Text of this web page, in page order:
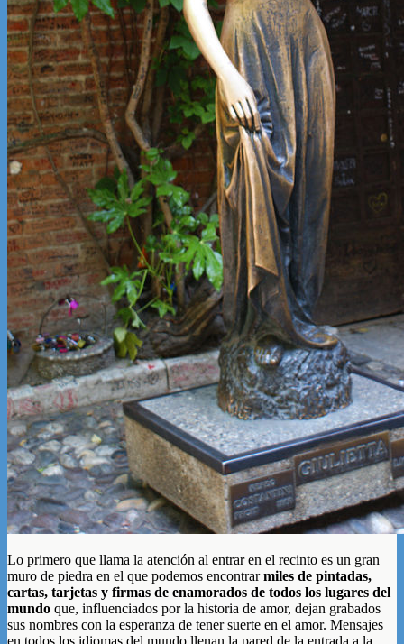
Lo primero que llama la atención al entrar en el recinto es un gran
muro de piedra en el que podemos encontrarmiles de pintadas,
cartas, tarjetas y firmas de enamorados de todos los lugares del
mundo que, influenciados por la historia de amor, dejan grabados
sus nombres con la esperanza de tener suerte en el amor. Mensajes
en todos los idiomas del mundo llenan la pared de la entrada a la